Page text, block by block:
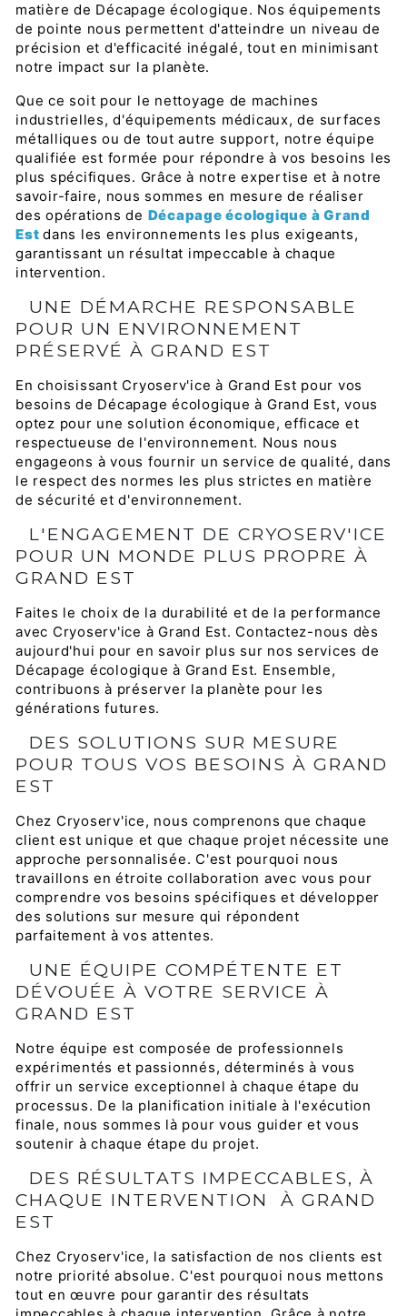
matière de Décapage écologique. Nos équipements
de pointe nous permettent d'atteindre un niveau de
précision et d'efficacité inégalé, tout en minimisant
notre impact sur la planète.
Que ce soit pour le nettoyage de machines
industrielles, d'équipements médicaux, de surfaces
métalliques ou de tout autre support, notre équipe
qualifiée est formée pour répondre à vos besoins les
plus spécifiques. Grâce à notre expertise et à notre
savoir-faire, nous sommes en mesure de réaliser
des opérations de Décapage écologique à Grand
Est dans les environnements les plus exigeants,
garantissant un résultat impeccable à chaque
intervention.
UNE DÉMARCHE RESPONSABLE
POUR UN ENVIRONNEMENT
PRÉSERVÉ À GRAND EST
En choisissant Cryoserv'ice à Grand Est pour vos
besoins de Décapage écologique à Grand Est, vous
optez pour une solution économique, efficace et
respectueuse de l'environnement. Nous nous
engageons à vous fournir un service de qualité, dans
le respect des normes les plus strictes en matière
de sécurité et d'environnement.
L'ENGAGEMENT DE CRYOSERV'ICE
POUR UN MONDE PLUS PROPRE À
GRAND EST
Faites le choix de la durabilité et de la performance
avec Cryoserv'ice à Grand Est. Contactez-nous dès
aujourd'hui pour en savoir plus sur nos services de
Décapage écologique à Grand Est. Ensemble,
contribuons à préserver la planète pour les
générations futures.
DES SOLUTIONS SUR MESURE
POUR TOUS VOS BESOINS À GRAND
EST
Chez Cryoserv'ice, nous comprenons que chaque
client est unique et que chaque projet nécessite une
approche personnalisée. C'est pourquoi nous
travaillons en étroite collaboration avec vous pour
comprendre vos besoins spécifiques et développer
des solutions sur mesure qui répondent
parfaitement à vos attentes.
UNE ÉQUIPE COMPÉTENTE ET
DÉVOUÉE À VOTRE SERVICE À
GRAND EST
Notre équipe est composée de professionnels
expérimentés et passionnés, déterminés à vous
offrir un service exceptionnel à chaque étape du
processus. De la planification initiale à l'exécution
finale, nous sommes là pour vous guider et vous
soutenir à chaque étape du projet.
DES RÉSULTATS IMPECCABLES, À
CHAQUE INTERVENTION À GRAND
EST
Chez Cryoserv'ice, la satisfaction de nos clients est
notre priorité absolue. C'est pourquoi nous mettons
tout en œuvre pour garantir des résultats